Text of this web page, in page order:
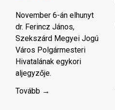
November 6-án elhunyt
dr. Ferincz János,
Szekszárd Megyei Jogú
Város Polgármesteri
Hivatalának egykori
aljegyzője.
Tovább →